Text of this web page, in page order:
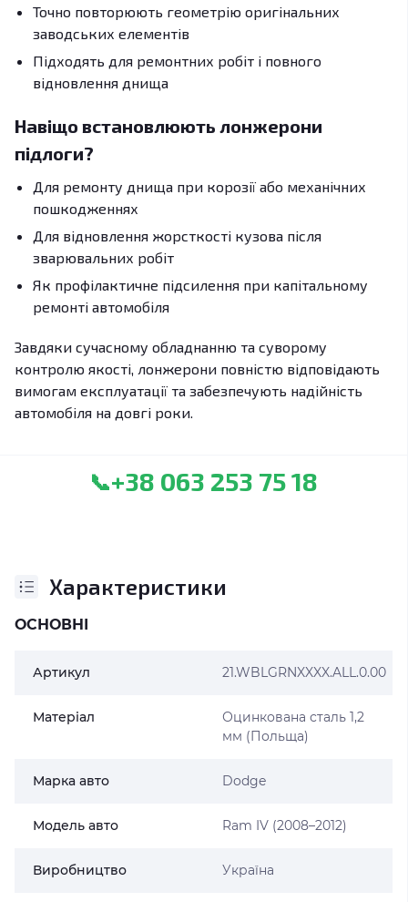
Точно повторюють геометрію оригінальних
заводських елементів
Підходять для ремонтних робіт і повного
відновлення днища
Навіщо встановлюють лонжерони
підлоги?
Для ремонту днища при корозії або механічних
пошкодженнях
Для відновлення жорсткості кузова після
зварювальних робіт
Як профілактичне підсилення при капітальному
ремонті автомобіля
Завдяки сучасному обладнанню та суворому
контролю якості, лонжерони повністю відповідають
вимогам експлуатації та забезпечують надійність
автомобіля на довгі роки.
📞+38 063 253 75 18
Характеристики
ОСНОВНІ
Артикул 21.WBLGRNXXXX.ALL.0.00
Матеріал
Оцинкована сталь 1,2
мм (Польща)
Марка авто Dodge
Модель авто Ram IV (2008–2012)
Виробництво Україна